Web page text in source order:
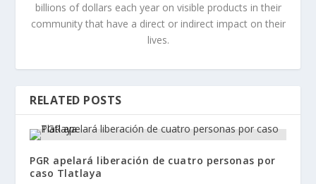
billions of dollars each year on visible products in their
community that have a direct or indirect impact on their
lives.
RELATED POSTS
PGR apelará liberación de cuatro personas por
caso Tlatlaya